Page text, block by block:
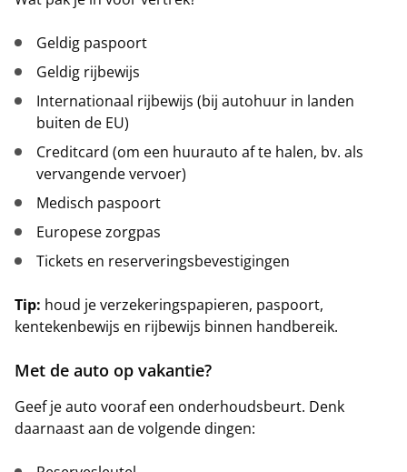
Geldig paspoort
Geldig rijbewijs
Internationaal rijbewijs (bij autohuur in landen
buiten de EU)
Creditcard (om een huurauto af te halen, bv. als
vervangende vervoer)
Medisch paspoort
Europese zorgpas
Tickets en reserveringsbevestigingen
Tip: houd je verzekeringspapieren, paspoort,
kentekenbewijs en rijbewijs binnen handbereik.
Met de auto op vakantie?
Geef je auto vooraf een onderhoudsbeurt. Denk
daarnaast aan de volgende dingen: